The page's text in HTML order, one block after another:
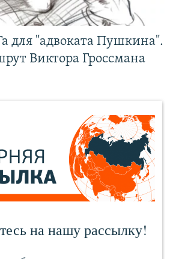
для "адвоката Пушкина".
Виктора Гроссмана